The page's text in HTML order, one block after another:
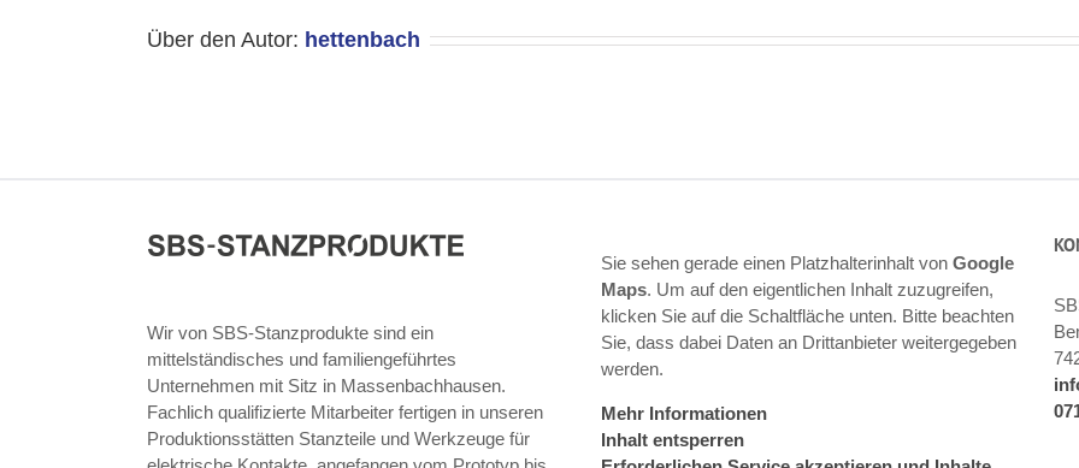
Über den Autor: hettenbach
Wir von SBS-Stanzprodukte sind ein
mittelständisches und familiengeführtes
Unternehmen mit Sitz in Massenbachhausen.
Fachlich qualifizierte Mitarbeiter fertigen in unseren
Produktionsstätten Stanzteile und Werkzeuge für
Sie sehen gerade einen Platzhalterinhalt von Google
Maps. Um auf den eigentlichen Inhalt zuzugreifen,
klicken Sie auf die Schaltfläche unten. Bitte beachten
Sie, dass dabei Daten an Drittanbieter weitergegeben
werden.
Mehr Informationen
Inhalt entsperren